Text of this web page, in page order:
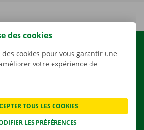
LOCATION
NOS VÉHICULES
APPLI
DE DÉMÉNAGEMENT
des cookies
cookies pour vous garantir une
votre expérience de
LES PRÉFÉRENCES
TOUS LES COOKIES